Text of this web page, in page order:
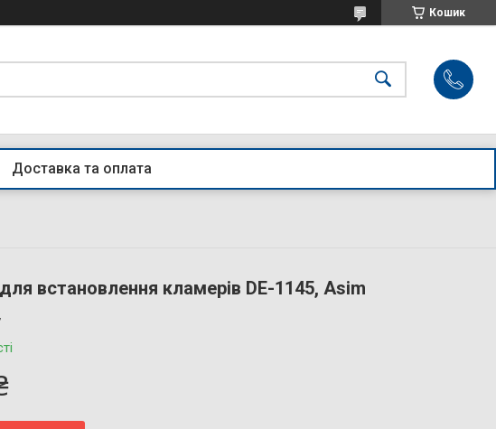
Кошик
Доставка та оплата
встановлення кламерів DE-1145, Asim